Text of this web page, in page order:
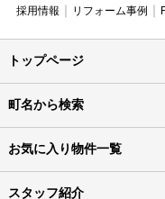
採用情報
リフォーム事例
トップページ
町名から検索
お気に入り物件一覧
スタッフ紹介